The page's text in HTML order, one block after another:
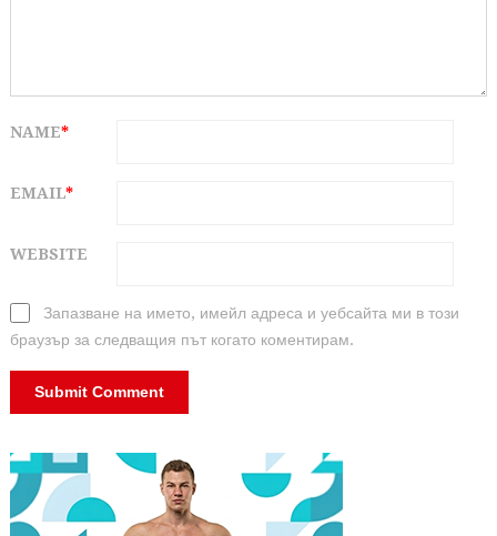
NAME*
EMAIL*
WEBSITE
Запазване на името, имейл адреса и уебсайта ми в този
браузър за следващия път когато коментирам.